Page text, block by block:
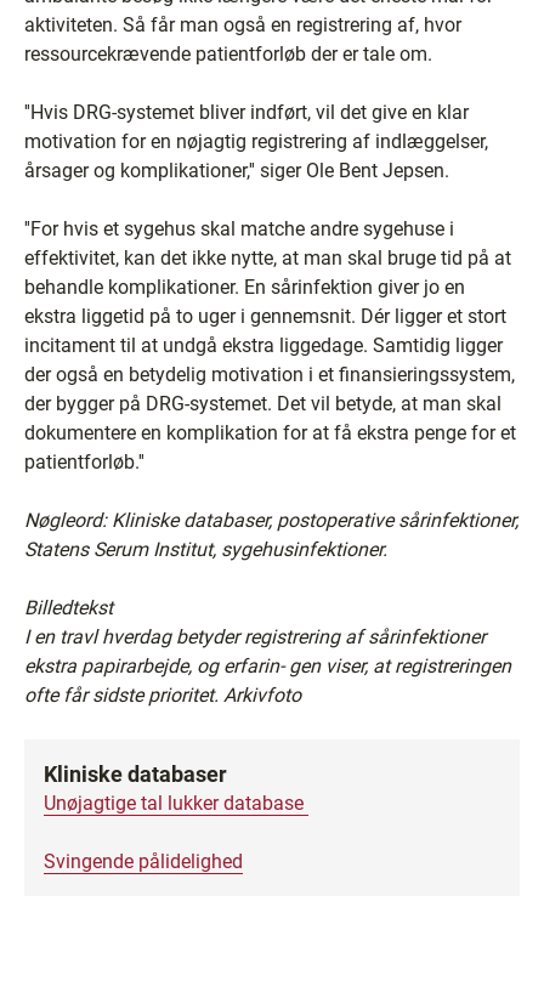
aktiviteten. Så får man også en registrering af, hvor
ressourcekrævende patientforløb der er tale om.
''Hvis DRG-systemet bliver indført, vil det give en klar
motivation for en nøjagtig registrering af indlæggelser,
årsager og komplikationer,'' siger Ole Bent Jepsen.
''For hvis et sygehus skal matche andre sygehuse i
effektivitet, kan det ikke nytte, at man skal bruge tid på at
behandle komplikationer. En sårinfektion giver jo en
ekstra liggetid på to uger i gennemsnit. Dér ligger et stort
incitament til at undgå ekstra liggedage. Samtidig ligger
der også en betydelig motivation i et finansieringssystem,
der bygger på DRG-systemet. Det vil betyde, at man skal
dokumentere en komplikation for at få ekstra penge for et
patientforløb.''
Nøgleord: Kliniske databaser, postoperative sårinfektioner,
Statens Serum Institut, sygehusinfektioner.
Billedtekst
I en travl hverdag betyder registrering af sårinfektioner
ekstra papirarbejde, og erfarin- gen viser, at registreringen
ofte får sidste prioritet. Arkivfoto
Kliniske databaser
Unøjagtige tal lukker database
Svingende pålidelighed